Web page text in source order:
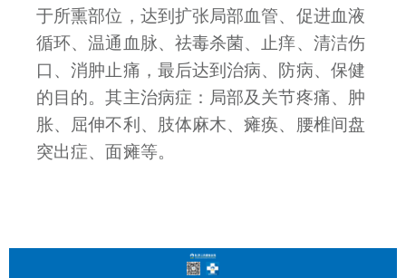
于所熏部位，达到扩张局部血管、促进血液
循环、温通血脉、祛毒杀菌、止痒、清洁伤
口、消肿止痛，最后达到治病、防病、保健
的目的。其主治病症：局部及关节疼痛、肿
胀、屈伸不利、肢体麻木、瘫痪、腰椎间盘
突出症、面瘫等。